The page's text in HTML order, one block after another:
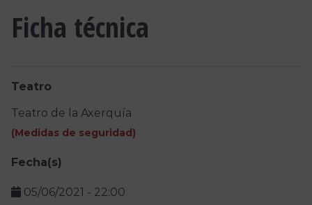
Ficha técnica
Teatro
Teatro de la Axerquía
(Medidas de seguridad)
Fecha(s)
05/06/2021 - 22:00